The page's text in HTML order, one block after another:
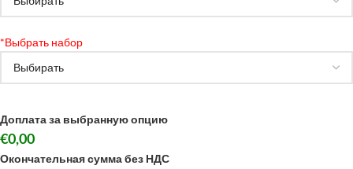
*Выбрать набор
Доплата за выбранную опцию
€0,00
Окончательная сумма без НДС